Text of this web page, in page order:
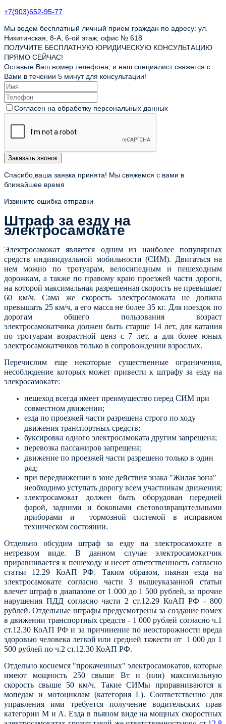
+7(903)652-95-77
Мы ведем бесплатный личный прием граждан по адресу: ул.
Никитинская, 8-А, 6-ой этаж, офис № 618
ПОЛУЧИТЕ БЕСПЛАТНУЮ ЮРИДИЧЕСКУЮ КОНСУЛЬТАЦИЮ
ПРЯМО СЕЙЧАС!
Оставьте Ваш номер телефона, и наш специалист свяжется с
Вами в течении 5 минут для консультации!
Согласен на обработку персональных данных
Заказать звонок
Спасибо,ваша заявка принята! Мы свяжемся с вами в
ближайшее время
Извините ошибка отправки
Штраф за езду на
электросамокате
Электросамокат является одним из наиболее популярных
средств индивидуальной мобильности (СИМ). Двигаться на
нем можно по тротуарам, велосипедным и пешеходным
дорожкам, а также по правому краю проезжей части дороги,
на которой максимальная разрешенная скорость не превышает
60 км/ч. Сама же скорость электросамоката не должна
превышать 25 км/ч, а его масса не более 35 кг. Для поездок по
дорогам общего пользования возраст
электросамокатчика должен быть старше 14 лет, для катания
по тротуарам возрастной ценз с 7 лет, а для более юных
электросамокатчиков только в сопровождении взрослых.
Перечислим еще некоторые существенные ограничения,
несоблюдение которых может привести к штрафу за езду на
элекросамокате:
пешеход всегда имеет преимущество перед СИМ при
совместном движении;
езда по проезжей части разрешена строго по ходу
движения транспортных средств;
буксировка одного электросамоката другим запрещена;
перевозка пассажиров запрещена;
движение по проезжей части разрешено только в один
ряд;
при передвижении в зоне действия знака "Жилая зона"
необходимо уступать дорогу всем участникам движения;
электросамокат должен быть оборудован передней
фарой, задними и боковыми световозвращательными
приборами и тормозной системой в исправном
техническом состоянии.
Отдельно обсудим штраф за езду на электросамокате в
нетрезвом виде. В данном случае электросамокатчик
приравнивается к пешеходу и несет ответственность согласно
статьи 12.29 КоАП РФ. Таким образом, пьяная езда на
электросамокате согласно части 3 вышеуказанной статьи
влечет штраф в диапазоне от 1 000 до 1 500 рублей, за прочие
нарушения ПДД согласно части 2 ст.12.29 КоАП РФ - 800
рублей. Отдельные штрафы предусмотрены за создание помех
в движении транспортных средств - 1 000 рублей согласно ч.1
ст.12.30 КоАП РФ и за причинение по неосторожности вреда
здоровью человека легкой или средней тяжести от 1 000 до 1
500 рублей по ч.2 ст.12.30 КоАП РФ.
Отдельно коснемся "прокаченных" электросамокатов, которые
имеют мощность 250 свыше Вт и (или) максимальную
скорость свыше 50 км/ч. Такие СИМы приравниваются к
мопедам и мотоциклам (категория L). Соответственно для
управления ими требуется получение водительских прав
категории М и А. Езда в пьяном виде на мощных скоростных